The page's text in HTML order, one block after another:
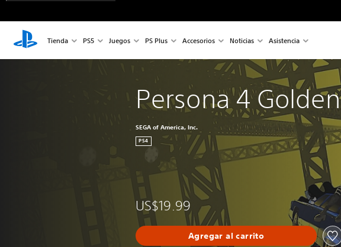
Tienda PS5 Juegos PS Plus Accesorios Noticias Asistencia
Persona 4 Golden
SEGA of America, Inc.
PS4
US$19.99
Agregar al carrito